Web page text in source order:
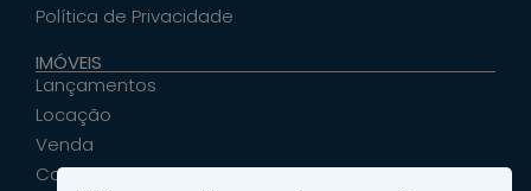
Política de Privacidade
IMÓVEIS
Lançamentos
Locação
Venda
Cadastrar Seu Imóvel